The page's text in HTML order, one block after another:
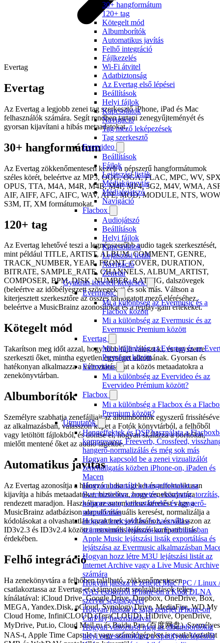
30+ hangformátum
120+ tag
Kötegelt mód
Albumborítók
Automatikus javítás
Felhő integráció
Fájlkezelés
Wi-Fi átvitel
Adatbiztonság
Az Evertag első lépései
Beállítások
Helyi fájlok
Kapcsolatok
Navigáció
Tag mező leképezések
Tag szerkesztő
Evervideo
Beállítások
Fájlok
Lejátszási listák
Médiakönyvtár
Médialejátszó
Navigáció
Flacbox
Audiojátszó
Beállítások
Helyi fájlok
Kapcsolatok
Lejátszási listák
Navigáció
Zenetár
Gyakran ismételt kérdések
Evermusic
Mi a különbség az Evermusic és a
Flacbox között
Mi a különbség az Evermusic és az
Evermusic Premium között
Evertag
Mi a különbség az Evertag és az
Premium között
Evervideo
Mi a különbség az Evervideo és az
Evervideo Prémium között?
Flacbox
Mi a különbség a Flacbox és a
Premium között?
Útmutatók
Hangeffektek és DSP használata a
kompresszor, Freeverb, Crossfeed,
hangerő-normalizálás és még sok más
Hogyan kapcsold be a zenei vizualizálót
zenehallgatás közben iPhone-on, iPaden és
Macen
Hogyan használd a hangeffekteket az
Evermusicban: zengetés, visszhang, torzítás,
kompresszor, keresztátfedés és hangerő-
normalizálás
Hogyan kapcsold be és használd a
szünetmentes lejátszást az Evermusicban
Apple Music lejátszási listák exportálása és
lejátszása az Evermusic alkalmazásban
Hogyan hozz létre M3U lejátszási listát az
Internet Archive vagy a Live Music Archive
számára
Hogyan játssza le zenéjét Mac / PC / Linux /
NAS eszközről iPhone-on a Kodi DLNA
szerver segítségével
Hogyan játssza le saját zenéjét iPhone-on
CarPlay használatával
Hogyan változtasd meg az albumborítókat
helyi zeneszámokhoz a Spotifyon: lépésről
Evertag
Evertag
Az Evertag a legjobb zenei tag szerkesztő iPhone, iPad és Mac
felhasználók számára. Segít rendben tartani zenegyűjteményét és
gyorsan kijavítani a hibás metaadatokat.
30+ hangformátum
Az Evertag zökkenőmentesen kezeli a népszerű hangformátumok
széles körét, beleértve az MP3, OGG, OGA, FLAC, MPC, WV,
OPUS, TTA, M4A, M4R, M4B, M4P, MP4, 3G2, M4V, WMA,
AIF, AIFF, AFC, AIFC, WAV, APE, MOD, MODULE, NTS,
S3M, IT, XM formátumokat.
120+ tag
Az Evertag lehetővé teszi a legnépszerűbb audio tagek szerkesztését,
mint például TITLE, ARTIST, ALBUM, COMMENT, GENRE,
TRACK_NUMBER, YEAR, FRONT_COVER, DURATION,
BITRATE, SAMPLE_RATE, CHANNELS, ALBUM_ARTIST,
COMPOSER, BPM, DISK_NUMBER, RATING, dalszövegek
(beleértve az időbélyegzett szövegeket) és sok más. Váltson a
kiterjesztett szerkesztőre az összes támogatott mező eléréséhez,
beleértve a MusicBrainz azonosítókat és a replay-gain értékeket.
Kötegelt mód
Takarítson meg időt azzal, hogy több fájlt választ ki, és egyszerre
szerkeszti őket, mintha egyetlen egységet alkotnának. Gyorsan és
hatékonyan alkalmazza a változtatásokat a közös metaadatokra a
zenekönyvtárban.
Albumborítók
Személyre szabhatja zenefájljait az albumborítók egyszerű
az alkalmazásban, válasszon képet a Fotók könyvtárból, a felhőből
vagy letöltött fájlokból, és döntse el, hogyan skálázza a borítókat,
mielőtt mentené őket az audio tagekbe.
Automatikus javítás
Az Evertag azonosítja a hiányzó audio tageket és automatikusan
kijavítja a hibás metaadatokat, biztosítva, hogy zenekönyvtára
rendezett maradjon. Használja az automatikus keresést vagy a
MusicBrainz adatbázison alapuló manuális keresést, normalizálja a
kódolásokat a olvashatatlan karakterek javításához, és válasszon az
ID3v2.3 és ID3v2.4 között a maximális lejátszó-kompatibilitás
érdekében.
Felhő integráció
Ha zenekönyvtára a felhőben található, zökkenőmentesen
csatlakoztassa az Evertag-et a támogatott szolgáltatások teljes
kínálatával: iCloud Drive, Google Drive, Dropbox, OneDrive, Box,
MEGA, Yandex.Disk, pCloud, Synology Drive, MediaFire, WD My
Cloud Home, InfiniCLOUD (TeraCLOUD), HiDrive, OpenDrive,
MyDrive, Put.io, Cloud Mail.ru és Baidu Pan (百度网盘). Személyes
NAS-t, Apple Time Capsule-t vagy számítógépeket is csatlakoztathat